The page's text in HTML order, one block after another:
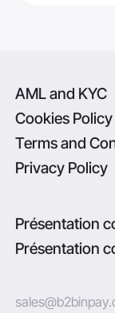
AML and KYC
Cookies Policy
Terms and
Privacy Policy
Présentation
Présentation